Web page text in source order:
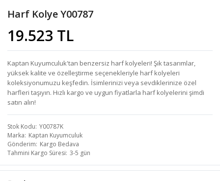
Harf Kolye Y00787
19.523 TL
Kaptan Kuyumculuk'tan benzersiz harf kolyeleri! Şık tasarımlar,
yüksek kalite ve özelleştirme seçenekleriyle harf kolyeleri
koleksiyonumuzu keşfedin. İsimlerinizi veya sevdiklerinize özel
harfleri taşıyın. Hızlı kargo ve uygun fiyatlarla harf kolyelerini şimdi
satın alın!
Stok Kodu Y00787K
Marka Kaptan Kuyumculuk
Gönderim Kargo Bedava
Tahmini Kargo Süresi 3-5 gün